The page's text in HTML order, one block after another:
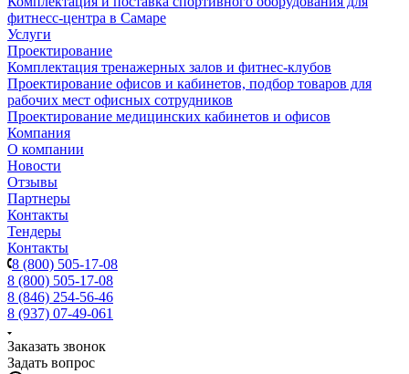
фитнесс-центра в Самаре
Услуги
Проектирование
Комплектация тренажерных залов и фитнес-клубов
Проектирование офисов и кабинетов, подбор товаров для
рабочих мест офисных сотрудников
Проектирование медицинских кабинетов и офисов
Компания
О компании
Новости
Отзывы
Партнеры
Контакты
Тендеры
Контакты
8 (800) 505-17-08
8 (800) 505-17-08
8 (846) 254-56-46
8 (937) 07-49-061
Заказать звонок
Задать вопрос